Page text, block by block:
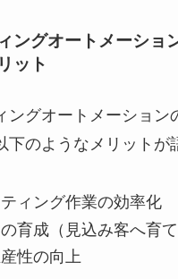
ングオートメーショ
ット
ングオートメーション
下のようなメリットが
ィング作業の効率化
育成（見込み客へ育て
性の向上